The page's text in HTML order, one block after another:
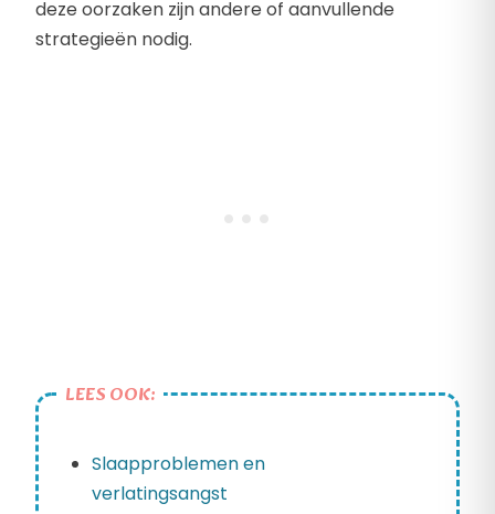
deze oorzaken zijn andere of aanvullende
strategieën nodig.
LEES OOK:
Slaapproblemen en
verlatingsangst